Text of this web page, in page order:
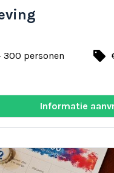
300 personen local_offer
Informatie